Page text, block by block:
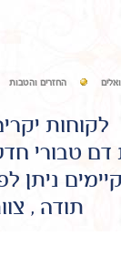
החזרים והטבות
לקוחות
דם טבורי
ניתן
תודה ,